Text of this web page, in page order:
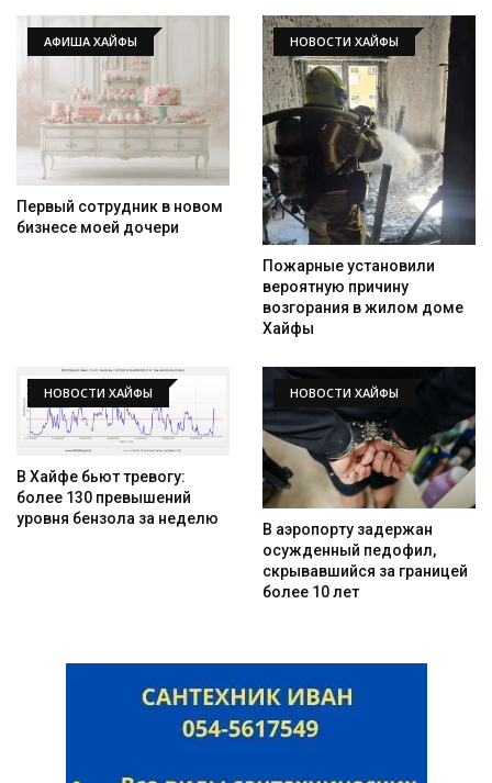
АФИША ХАЙФЫ
Первый сотрудник в новом
бизнесе моей дочери
НОВОСТИ ХАЙФЫ
Пожарные установили
вероятную причину
возгорания в жилом доме
Хайфы
НОВОСТИ ХАЙФЫ
В Хайфе бьют тревогу:
более 130 превышений
уровня бензола за неделю
НОВОСТИ ХАЙФЫ
В аэропорту задержан
осужденный педофил,
скрывавшийся за границей
более 10 лет